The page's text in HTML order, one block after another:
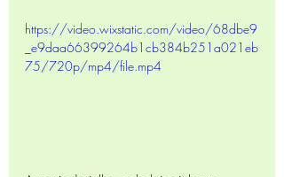
https://video.wixstatic.com/video/68dbe9
_e9daa66399264b1cb384b251a021eb
75/720p/mp4/file.mp4